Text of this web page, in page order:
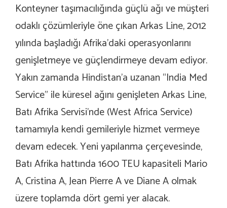
Konteyner taşımacılığında güçlü ağı ve müşteri
odaklı çözümleriyle öne çıkan Arkas Line, 2012
yılında başladığı Afrika’daki operasyonlarını
genişletmeye ve güçlendirmeye devam ediyor.
Yakın zamanda Hindistan’a uzanan “India Med
Service” ile küresel ağını genişleten Arkas Line,
Batı Afrika Servisi’nde (West Africa Service)
tamamıyla kendi gemileriyle hizmet vermeye
devam edecek. Yeni yapılanma çerçevesinde,
Batı Afrika hattında 1600 TEU kapasiteli Mario
A, Cristina A, Jean Pierre A ve Diane A olmak
üzere toplamda dört gemi yer alacak.